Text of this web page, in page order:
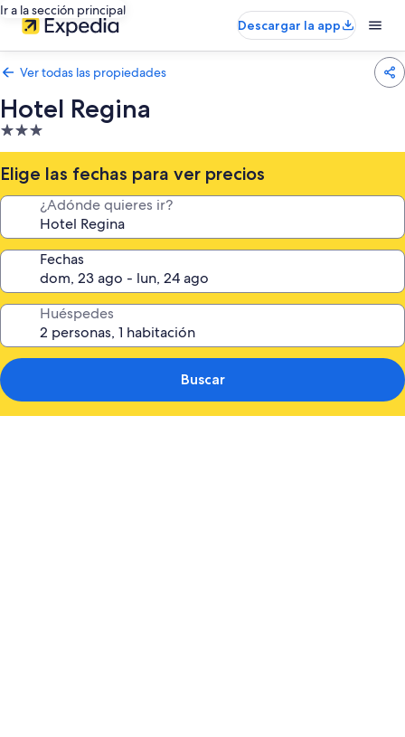
Ir a la sección principal
Descargar la app
Ver todas las propiedades
Hotel Regina
Propiedad
de
3.0
estrellas
Elige las fechas para ver precios
¿Adónde quieres ir?
Fechas
Huéspedes
Buscar